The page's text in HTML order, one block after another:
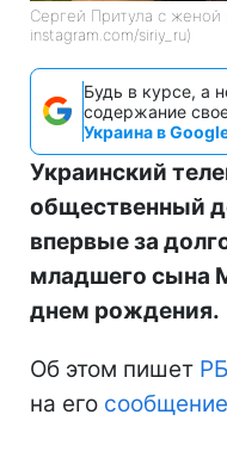
Сергей Притула с женой
instagram.com/siriy_ru)
Будь в курсе, а
содержание
Украина в
Украинский
общественный
впервые за
младшего сына
днем рождения.
Об этом пишет
на его сообщение